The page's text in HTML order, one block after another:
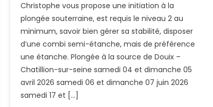
Christophe vous propose une initiation à la
plongée souterraine, est requis le niveau 2 au
minimum, savoir bien gérer sa stabilité, disposer
d’une combi semi-étanche, mais de préférence
une étanche. Plongée à la source de Douix –
Chatillion-sur-seine samedi 04 et dimanche 05
avril 2026 samedi 06 et dimanche 07 juin 2026
samedi 17 et […]